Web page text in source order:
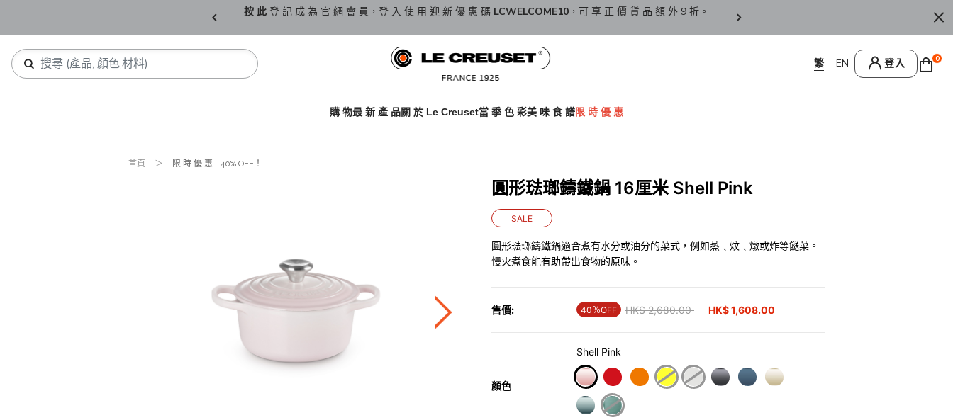
按 此 登 記 成 為 官 網 會 員，登 入 使 用 迎 新 優 惠 碼 LCWELCOME10 ，可 享 正 價 貨 品 額 外 9 折。 香 港 / 澳 門 訂 單 滿
登入 0
購 物最 新 產 品關 於 Le Creuset當 季 色 彩美 味 食 譜限 時 優 惠
首頁 限 時 優 惠 - 40% OFF！
圓形琺瑯鑄鐵鍋 16厘米 Shell Pink
SALE
圓形琺瑯鑄鐵鍋適合煮有水分或油分的菜式，例如蒸﹑炆﹑燉或炸等餸菜。
慢火煮食能有助帶出食物的原味。
售價: 40％OFF Price reduced from
HK$ 2,680.00 HK$ 1,608.00
顏色
Shell Pink
selected